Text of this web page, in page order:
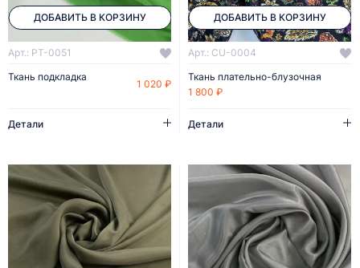
ДОБАВИТЬ В КОРЗИНУ
Арт.: PT-0051
Ткань подкладка
1 020 ₽
Детали
ДОБАВИТЬ В КОРЗИНУ
Арт.: CU-0004
Ткань плательно-блузочная
1 800 ₽
Детали